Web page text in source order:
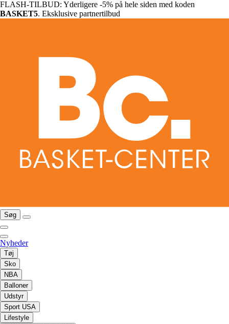
FLASH-TILBUD: Yderligere -5% på hele siden med koden
BASKET5. Eksklusive partnertilbud
Søg
Nyheder
Tøj
Sko
NBA
Balloner
Udstyr
Sport USA
Lifestyle